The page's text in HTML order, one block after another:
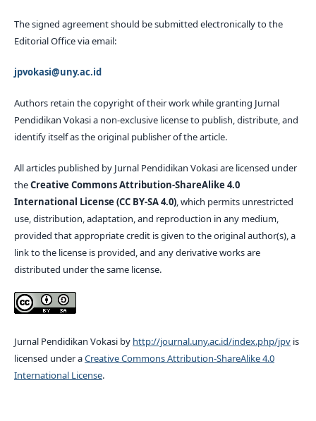
The signed agreement should be submitted electronically to the
Editorial Office via email:
jpvokasi@uny.ac.id
Authors retain the copyright of their work while granting Jurnal
Pendidikan Vokasi a non-exclusive license to publish, distribute, and
identify itself as the original publisher of the article.
All articles published by Jurnal Pendidikan Vokasi are licensed under
theCreative Commons Attribution-ShareAlike 4.0
International License (CC BY-SA 4.0), which permits unrestricted
use, distribution, adaptation, and reproduction in any medium,
provided that appropriate credit is given to the original author(s), a
link to the license is provided, and any derivative works are
distributed under the same license.
Jurnal Pendidikan Vokasi by http://journal.uny.ac.id/index.php/jpvis
licensed under aCreative Commons Attribution-ShareAlike 4.0
International License.